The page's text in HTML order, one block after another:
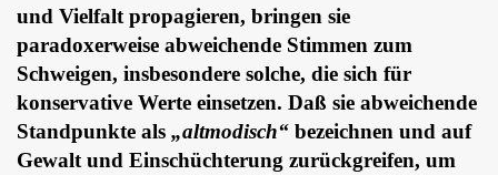
und Vielfalt propagieren, bringen sie
paradoxerweise abweichende Stimmen zum
Schweigen, insbesondere solche, die sich für
konservative Werte einsetzen. Daß sie abweichende
Standpunkte als „altmodisch“ bezeichnen und auf
Gewalt und Einschüchterung zurückgreifen, um